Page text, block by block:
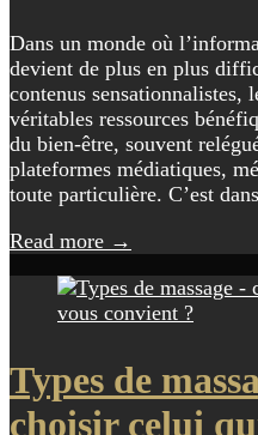
Dans un monde où
devient de plus en plus
contenus sensationnalistes,
véritables ressources
du bien-être, souvent
plateformes médiatiques,
toute particulière. C’est
Read more →
Types de
choisir celui